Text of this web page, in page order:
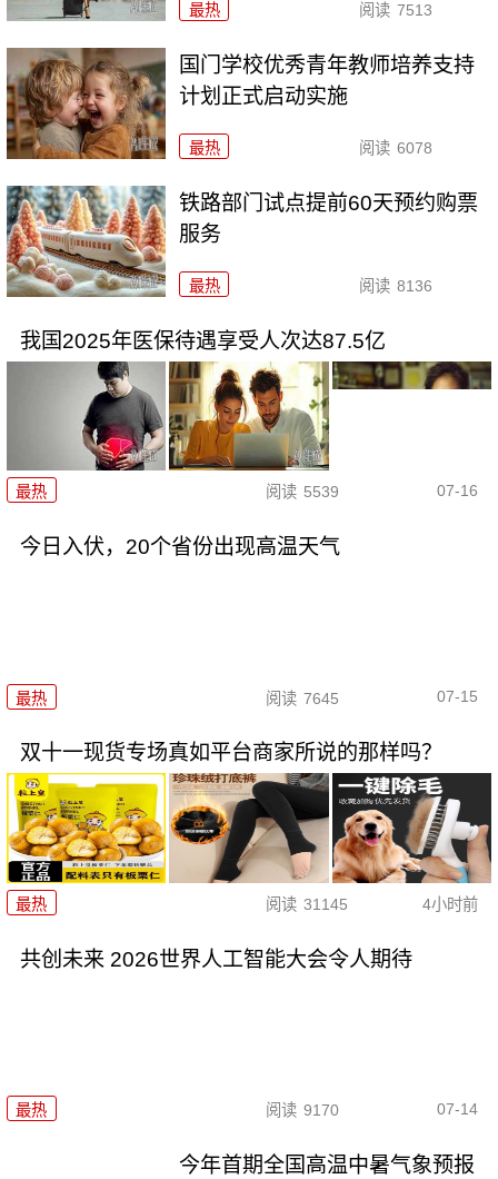
最热 阅读 7513
国门学校优秀青年教师培养支持
计划正式启动实施
最热 阅读 6078
铁路部门试点提前60天预约购票
服务
最热 阅读 8136
我国2025年医保待遇享受人次达87.5亿
最热 阅读 5539 07-16
今日入伏，20个省份出现高温天气
最热 阅读 7645 07-15
双十一现货专场真如平台商家所说的那样吗？
最热 阅读 31145 4小时前
共创未来 2026世界人工智能大会令人期待
最热 阅读 9170 07-14
今年首期全国高温中暑气象预报